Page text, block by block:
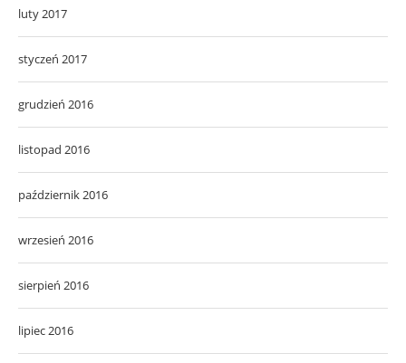
luty 2017
styczeń 2017
grudzień 2016
listopad 2016
październik 2016
wrzesień 2016
sierpień 2016
lipiec 2016